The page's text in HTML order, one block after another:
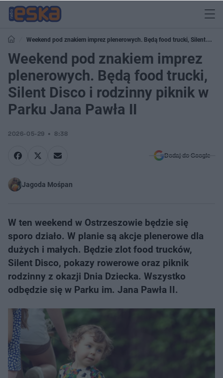
Weekend pod znakiem imprez plenerowych. Będą food trucki, Silent
Disco i rodzinny piknik w Parku Jana Pawła II
Weekend pod znakiem imprez
plenerowych. Będą food trucki,
Silent Disco i rodzinny piknik w
Parku Jana Pawła II
2026-05-29 8:38
Dodaj do Google
Jagoda Mośpan
W ten weekend w Ostrzeszowie będzie się
sporo działo. W planie są akcje plenerowe dla
dużych i małych. Będzie zlot food trucków,
Silent Disco, pokazy rowerowe oraz piknik
rodzinny z okazji Dnia Dziecka. Wszystko
odbędzie się w Parku im. Jana Pawła II.